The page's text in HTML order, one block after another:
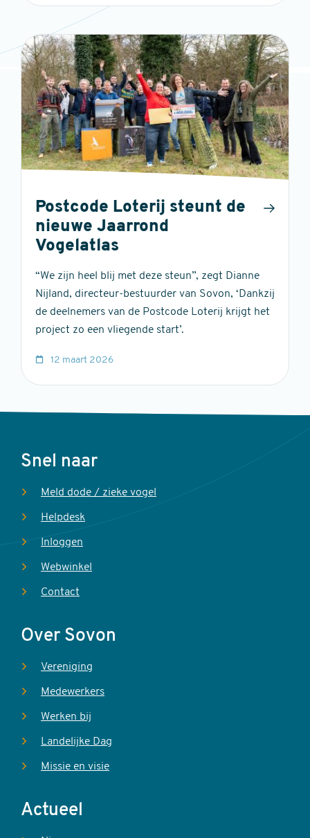
Postcode Loterij steunt de
nieuwe Jaarrond
Vogelatlas
“We zijn heel blij met deze steun”, zegt Dianne
Nijland, directeur-bestuurder van Sovon, ‘Dankzij
de deelnemers van de Postcode Loterij krijgt het
project zo een vliegende start’.
12 maart 2026
Voet
Snel naar
Meld dode / zieke vogel
Helpdesk
Inloggen
Webwinkel
Contact
Over Sovon
Vereniging
Medewerkers
Werken bij
Landelijke Dag
Missie en visie
Actueel